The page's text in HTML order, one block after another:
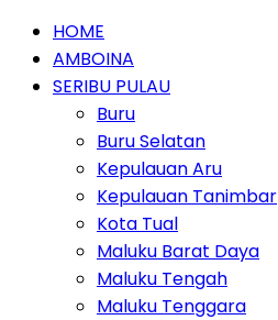
HOME
AMBOINA
SERIBU PULAU
Buru
Buru Selatan
Kepulauan Aru
Kepulauan Tanimbar
Kota Tual
Maluku Barat Daya
Maluku Tengah
Maluku Tenggara